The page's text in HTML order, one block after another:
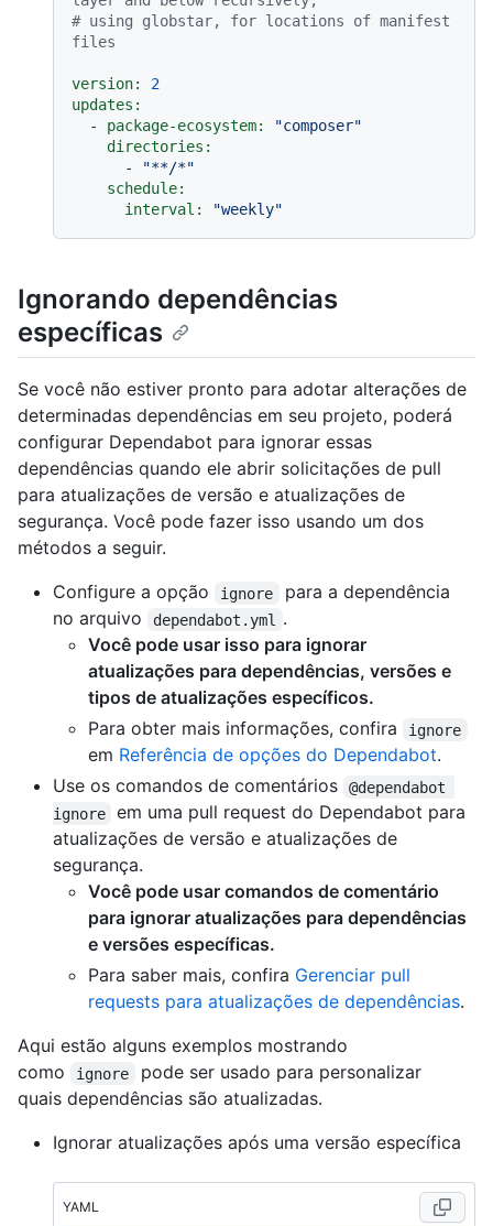
# using globstar, for locations of manifest
files
version:
2
updates:
-
package-ecosystem:
"composer"
directories:
-
"**/*"
schedule:
interval:
"weekly"
Ignorando dependências
específicas
Se você não estiver pronto para adotar alterações de
determinadas dependências em seu projeto, poderá
configurar Dependabot para ignorar essas
dependências quando ele abrir solicitações de pull
para atualizações de versão e atualizações de
segurança. Você pode fazer isso usando um dos
métodos a seguir.
Configure a opção
ignore
para a dependência
no arquivo
dependabot.yml
.
Você pode usar isso para ignorar
atualizações para dependências, versões e
tipos de atualizações específicos.
Para obter mais informações, confira
ignore
em Referência de opções do Dependabot.
Use os comandos de comentários
@dependabot
ignore
em uma pull request do Dependabot para
atualizações de versão e atualizações de
segurança.
Você pode usar comandos de comentário
para ignorar atualizações para dependências
e versões específicas.
Para saber mais, confira Gerenciar pull
requests para atualizações de dependências.
Aqui estão alguns exemplos mostrando
como
ignore
pode ser usado para personalizar
quais dependências são atualizadas.
Ignorar atualizações após uma versão específica
YAML